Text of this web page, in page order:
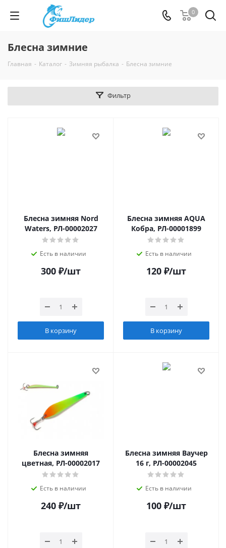
0
Блесна зимние
Главная - Каталог - Зимняя рыбалка - Блесна зимние
Фильтр
Блесна зимняя Nord
Waters, РЛ-00002027
Есть в наличии
300 ₽/шт
В корзину
Блесна зимняя AQUA
Кобра, РЛ-00001899
Есть в наличии
120 ₽/шт
В корзину
Блесна зимняя
цветная, РЛ-00002017
Есть в наличии
240 ₽/шт
Блесна зимняя Ваучер
16 г, РЛ-00002045
Есть в наличии
100 ₽/шт